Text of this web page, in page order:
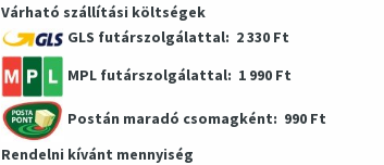
Várható szállítási költségek
GLS futárszolgálattal: 2 330 Ft
MPL futárszolgálattal: 1 990 Ft
Postán maradó csomagként: 990 Ft
Rendelni kívánt mennyiség